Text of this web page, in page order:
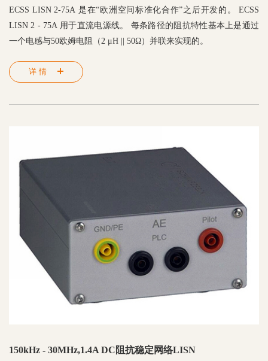
ECSS LISN 2-75A 是在“欧洲空间标准化合作”之后开发的。 ECSS
LISN 2 - 75A 用于直流电源线。 每条路径的阻抗特性基本上是通过
一个电感与50欧姆电阻（2 μH || 50Ω）并联来实现的。
详情
150kHz - 30MHz,1.4A DC阻抗稳定网络LISN